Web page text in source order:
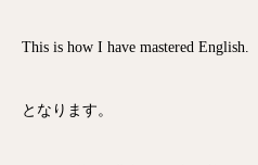
This is how I have mastered English.
となります。